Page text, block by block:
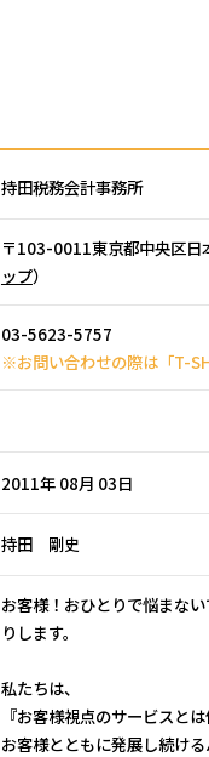
持田税務会計事務所
〒103-0011東京都中央区
ップ）
03-5623-5757
※お問い合わせの際は「T-
2011年 08月 03日
持田 剛史
お客様！おひとりで悩まな
りします。
私たちは、
『お客様視点のサービスとは
お客様とともに発展し続け